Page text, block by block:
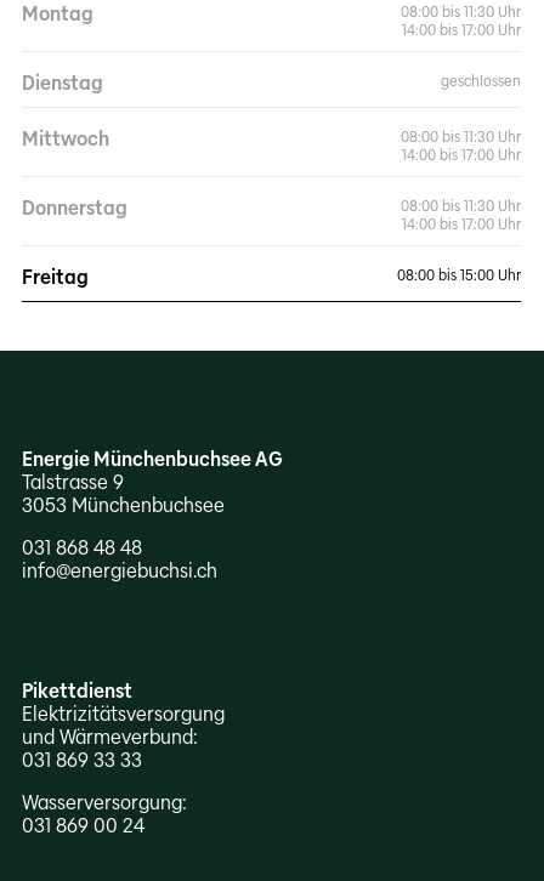
Strategisches
Schlüsselprojekts
Bereich
Strom.
mehr
Montag
08:00 bis 11:30 Uhr
14:00 bis 17:00 Uhr
Dienstag geschlossen
Mittwoch
08:00 bis 11:30 Uhr
14:00 bis 17:00 Uhr
Donnerstag
08:00 bis 11:30 Uhr
14:00 bis 17:00 Uhr
Freitag 08:00 bis 15:00 Uhr
Energie Münchenbuchsee AG
Talstrasse 9
3053 München­buchsee
031 868 48 48
info@energiebuchsi.ch
Pikettdienst
Elektrizitäts­versorgung
und Wärme­verbund:
031 869 33 33
Wasserversorgung:
031 869 00 24